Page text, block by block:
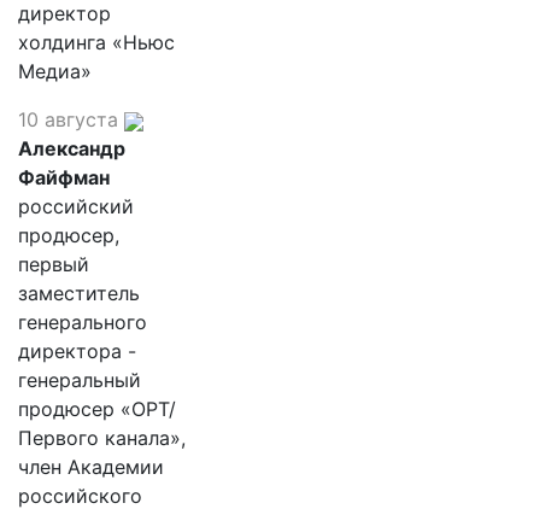
директор
холдинга «Ньюс
Медиа»
10 августа
Александр
Файфман
российский
продюсер,
первый
заместитель
генерального
директора -
генеральный
продюсер «ОРТ/
Первого канала»,
член Академии
российского